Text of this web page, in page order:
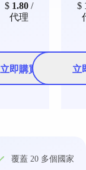
$ 1.80 /
代理
立即購買
$
立
覆蓋 20 多個國家